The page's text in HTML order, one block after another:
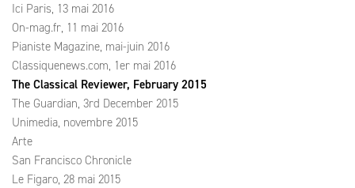
Ici Paris, 13 mai 2016
On-mag.fr, 11 mai 2016
Pianiste Magazine, mai-juin 2016
Classiquenews.com, 1er mai 2016
The Classical Reviewer, February 2015
The Guardian, 3rd December 2015
Unimedia, novembre 2015
Arte
San Francisco Chronicle
Le Figaro, 28 mai 2015